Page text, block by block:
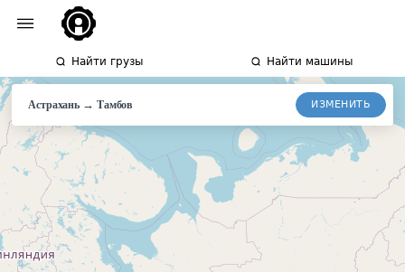
Найти грузы Найти машины
Астрахань → Тамбов ИЗМЕНИТЬ